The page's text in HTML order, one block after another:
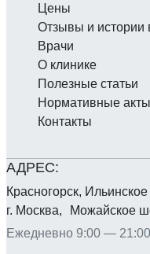
Красногорск,
г. Москва, Можайское
Ежедневно 9:00 — 21:00
Цены
Отзывы и истории
Врачи
О клинике
Полезные статьи
Нормативные акты
Контакты